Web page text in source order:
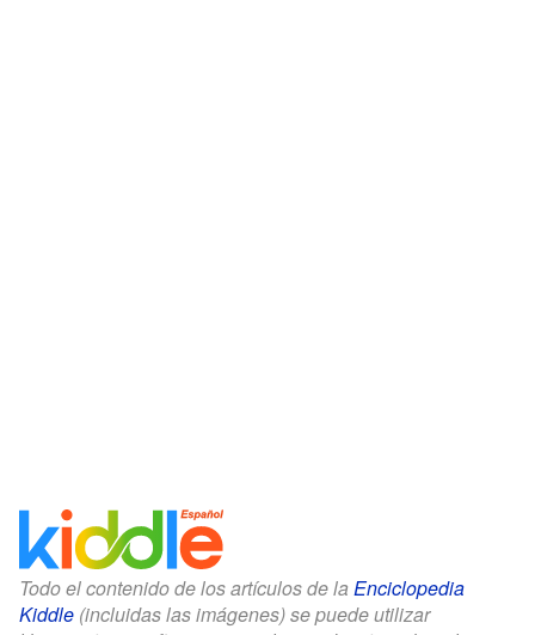
Todo el contenido de los artículos de la Enciclopedia
Kiddle (incluidas las imágenes) se puede utilizar